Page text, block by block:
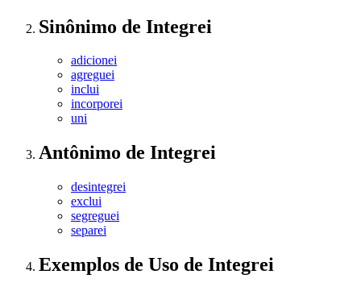
Sinônimo de Integrei
adicionei
agreguei
inclui
incorporei
uni
Antônimo de Integrei
desintegrei
exclui
segreguei
separei
Exemplos de Uso de Integrei